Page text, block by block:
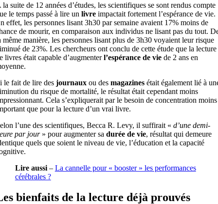
la suite de 12 années d’études, les scientifiques se sont rendus compte
le temps passé à lire un livre impactait fortement l’espérance de vie.
effet, les personnes lisant 3h30 par semaine avaient 17% moins de
de mourir, en comparaison aux individus ne lisant pas du tout.
même manière, les personnes lisant plus de 3h30 voyaient leur risque
de 23%. Les chercheurs ont conclu de cette étude que la lecture
livres était capable d’augmenter l’espérance de vie de 2 ans en
le fait de lire des journaux ou des magazines était également lié à
du risque de mortalité, le résultat était cependant moins
Cela s’expliquerait par le besoin de concentration moins
que pour la lecture d’un vrai livre.
l’une des scientifiques, Becca R. Levy, il suffirait « d’une demi-
par jour » pour augmenter sa durée de vie, résultat qui demeure
quels que soient le niveau de vie, l’éducation et la capacité
Lire aussi– La cannelle pour « booster » les performances
cérébrales ?
bienfaits de la lecture déjà prouvés